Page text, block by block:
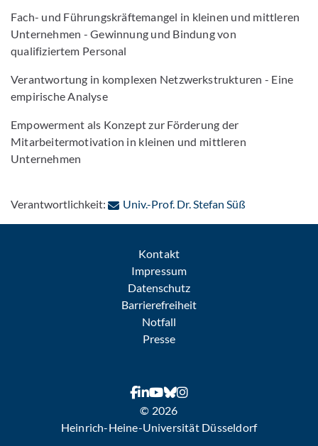
Fach- und Führungskräftemangel in kleinen und mittleren
Unternehmen - Gewinnung und Bindung von
qualifiziertem Personal
Verantwortung in komplexen Netzwerkstrukturen - Eine
empirische Analyse
Empowerment als Konzept zur Förderung der
Mitarbeitermotivation in kleinen und mittleren
Unternehmen
Verantwortlichkeit: Univ.-Prof. Dr. Stefan Süß: Per E-Mail
Kontakt
Impressum
Datenschutz
Barrierefreiheit
Notfall
Presse
© 2026
Heinrich-Heine-Universität Düsseldorf